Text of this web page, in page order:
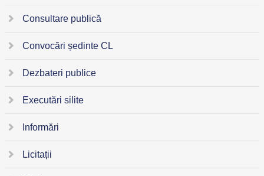
Consultare publică
Convocări ședinte CL
Dezbateri publice
Executări silite
Informări
Licitații